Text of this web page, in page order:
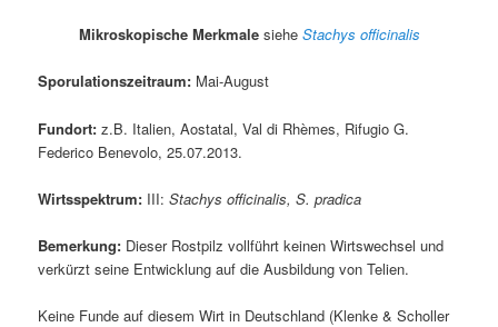
Mikroskopische Merkmale siehe Stachys officinalis
Sporulationszeitraum: Mai-August
Fundort: z.B. Italien, Aostatal, Val di Rhèmes, Rifugio G.
Federico Benevolo, 25.07.2013.
Wirtsspektrum: III:Stachys officinalis, S. pradica
Bemerkung: Dieser Rostpilz vollführt keinen Wirtswechsel und
verkürzt seine Entwicklung auf die Ausbildung von Telien.
Keine Funde auf diesem Wirt in Deutschland (Klenke & Scholler